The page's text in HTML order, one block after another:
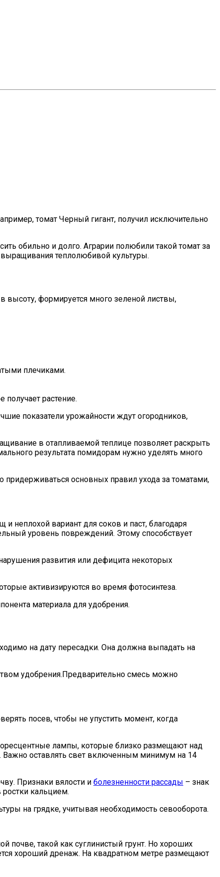
томат Черный гигант, получил исключительно
обильно и долго. Аграрии полюбили такой томат за
теплолюбивой культуры.
высоту, формируется много зеленой листвы,
плечиками.
растение.
показатели урожайности ждут огородников,
в отапливаемой теплице позволяет раскрыть
результата помидорам нужно уделять много
придерживаться основных правил ухода за томатами,
неплохой вариант для соков и паст, благодаря
уровень повреждений. Этому способствует
развития или дефицита некоторых
активизируются во время фотосинтеза.
материала для удобрения.
на дату пересадки. Она должна выпадать на
удобрения.Предварительно смесь можно
посев, чтобы не упустить момент, когда
лампы, которые близко размещают над
Важно оставлять свет включенным минимум на 14
Признаки вялости и болезненности рассады – знак
кальцием.
на грядке, учитывая необходимость севооборота.
почве, такой как суглинистый грунт. Но хороших
хороший дренаж. На квадратном метре размещают